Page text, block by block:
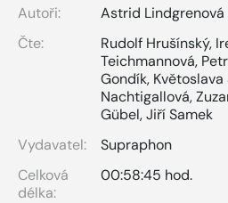
Autoři:
Astrid Lindgrenová
Čte:
Rudolf Hrušínský,
Teichmannová,
Gondík, Květoslava
Nachtigallová,
Gübel,Jiří Samek
Vydavatel:
Supraphon
Celková
délka:
00:58:45 hod.